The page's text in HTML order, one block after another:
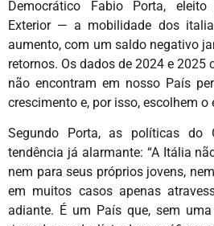
Democrático Fabio Porta,
Exterior — a mobilidade dos
aumento, com um saldo negativo
retornos. Os dados de 2024 e 2025
não encontram em nosso País
crescimento e, por isso, escolhem o
Segundo Porta, as políticas do
tendência já alarmante: “A Itália
nem para seus próprios jovens,
em muitos casos apenas
adiante. É um País que, sem